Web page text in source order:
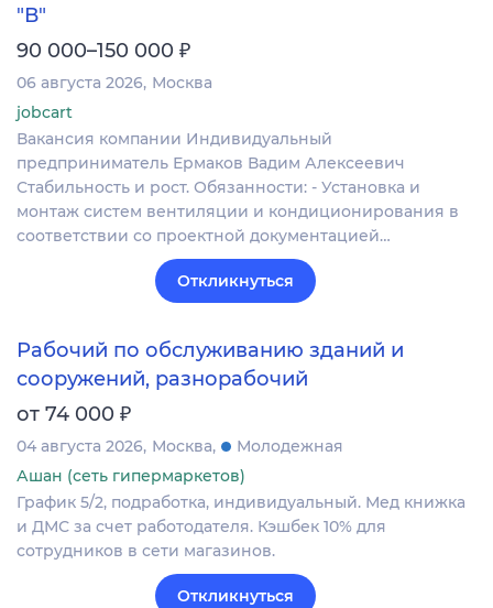
"В"
90 000–150 000 ₽
06 августа 2026 Москва
jobcart
Вакансия компании Индивидуальный
предприниматель Ермаков Вадим Алексеевич
Стабильность и рост. Обязанности: - Установка и
монтаж систем вентиляции и кондиционирования в
соответствии со проектной документацией…
Откликнуться
Рабочий по обслуживанию зданий и
сооружений, разнорабочий
от 74 000 ₽
04 августа 2026 Москва
Молодежная
Ашан (сеть гипермаркетов)
График 5/2, подработка, индивидуальный. Мед книжка
и ДМС за счет работодателя. Кэшбек 10% для
сотрудников в сети магазинов.
Откликнуться